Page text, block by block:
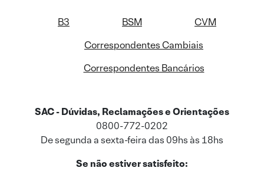
B3 BSM
CVM
Correspondentes Cambiais
Correspondentes Bancários
SAC - Dúvidas, Reclamações e Orientações
0800-772-0202
De segunda a sexta-feira das 09hs às 18hs
Se não estiver satisfeito: